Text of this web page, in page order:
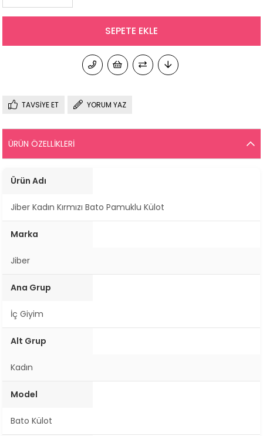
TAVSIYE ET YORUM YAZ
ÜRÜN ÖZELLIKLERI
Ürün Adı
Jiber Kadın Kırmızı Bato Pamuklu Külot
Marka
Jiber
Ana Grup
İç Giyim
Alt Grup
Kadın
Model
Bato Külot